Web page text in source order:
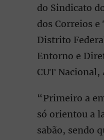
do Sindicato
dos Correios e
Distrito
Entorno e
CUT Nacional,
“Primeiro a
só orientou a
sabão, sendo